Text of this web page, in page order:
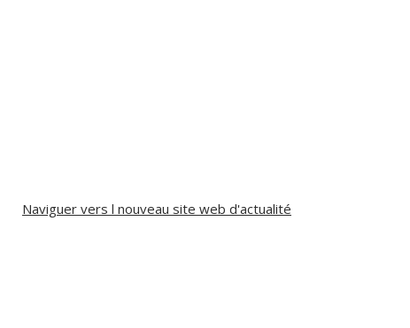
Naviguer vers l nouveau site web d'actualité